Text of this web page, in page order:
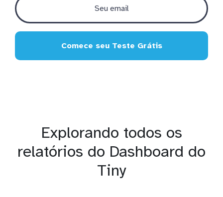
Comece seu Teste Grátis
Explorando todos os
relatórios do Dashboard do
Tiny